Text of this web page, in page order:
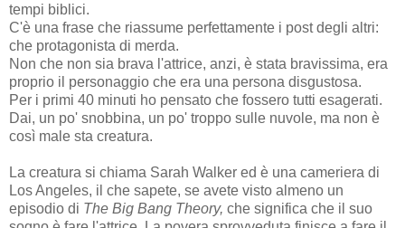
tempi biblici.
C'è una frase che riassume perfettamente i post degli altri:
che protagonista di merda.
Non che non sia brava l'attrice, anzi, è stata bravissima, era
proprio il personaggio che era una persona disgustosa.
Per i primi 40 minuti ho pensato che fossero tutti esagerati.
Dai, un po' snobbina, un po' troppo sulle nuvole, ma non è
così male sta creatura.
La creatura si chiama Sarah Walker ed è una cameriera di
Los Angeles, il che sapete, se avete visto almeno un
episodio di The Big Bang Theory, che significa che il suo